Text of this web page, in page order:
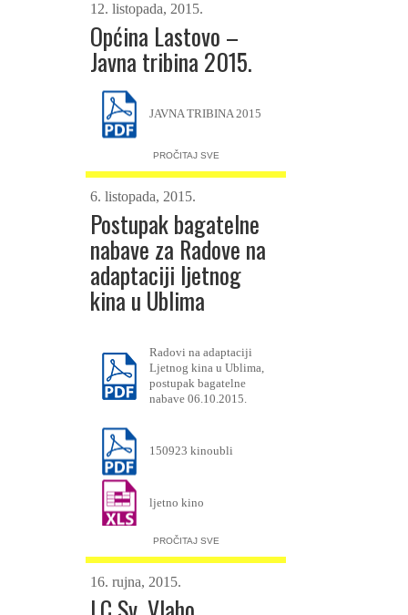
12. listopada, 2015.
Općina Lastovo –
Javna tribina 2015.
JAVNA TRIBINA 2015
PROČITAJ SVE
6. listopada, 2015.
Postupak bagatelne
nabave za Radove na
adaptaciji ljetnog
kina u Ublima
Radovi na adaptaciji
Ljetnog kina u Ublima,
postupak bagatelne
nabave 06.10.2015.
150923 kinoubli
ljetno kino
PROČITAJ SVE
16. rujna, 2015.